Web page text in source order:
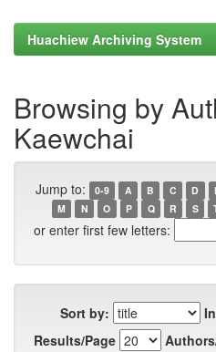
Huachiew Archiving System
Browsing by
Kaewchai
Jump to: 0-9 A B C D
M
N O P Q R S
or enter first few letters:
Sort by:
Results/Page